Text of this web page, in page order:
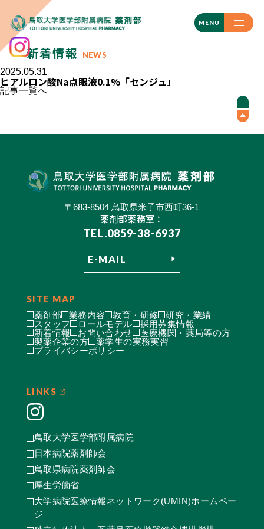
MENU
CLOSE
新着情報 NEWS
2025.05.31
ヒアルロン酸Na点眼液0.1%「センジュ」
記事一覧へ
〒683-8504 鳥取県米子市西町36-1
薬剤部薬務室：
TEL.0859-38-6937
E-MAIL
SITE MAP
薬剤部 業務内容 教育・研修
研究・業績
スタッフ
ロールモデル
採用募集情報
新着情報
お問い合わせ
医療機関・薬局等の方
製薬企業の方
薬学生の実務実習
プライバシーポリシー
LINKS
鳥取大学医学部附属病院
日本病院薬剤師会
鳥取県病院薬剤師会
厚生労働省
大学病院医療情報ネットワーク(UMIN)ホームペー
ジ